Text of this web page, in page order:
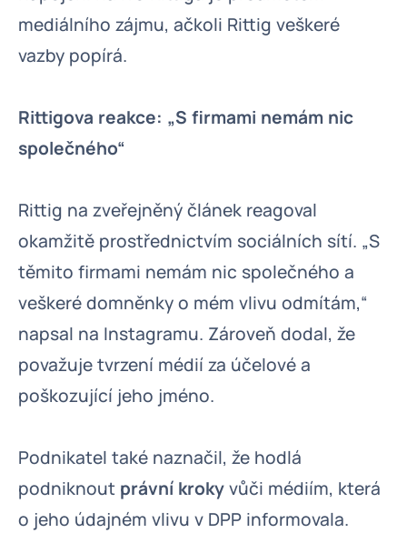
mediálního zájmu, ačkoli Rittig veškeré
vazby popírá.
Rittigova reakce: „S firmami nemám nic
společného“
Rittig na zveřejněný článek reagoval
okamžitě prostřednictvím sociálních sítí. „S
těmito firmami nemám nic společného a
veškeré domněnky o mém vlivu odmítám,“
napsal na Instagramu. Zároveň dodal, že
považuje tvrzení médií za účelové a
poškozující jeho jméno.
Podnikatel také naznačil, že hodlá
podniknout právní krokyvůči médiím, která
o jeho údajném vlivu v DPP informovala.